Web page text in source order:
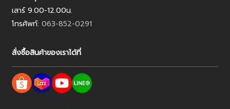
เสาร์ 9.00-12.00น.
โทรศัพท์: 063-852-0291
สั่งซื้อสินค้าของเราได้ที่